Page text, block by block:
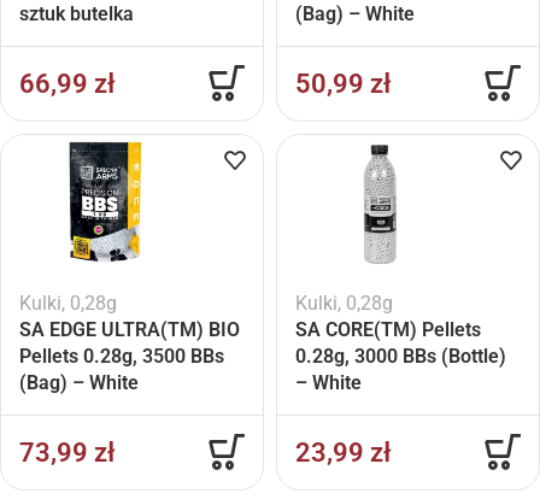
sztuk butelka
66,99 zł
(Bag) – White
50,99 zł
Kulki, 0,28g
SA EDGE ULTRA(TM) BIO
Pellets 0.28g, 3500 BBs
(Bag) – White
73,99 zł
Kulki, 0,28g
SA CORE(TM) Pellets
0.28g, 3000 BBs (Bottle)
– White
23,99 zł